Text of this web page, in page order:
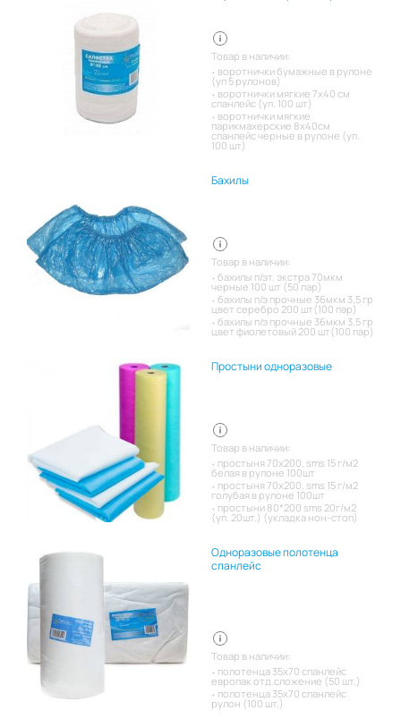
Товар в наличии:
воротнички бумажные в рулоне
(уп 5 рулонов)
воротнички мягкие 7х40 см
спанлейс (уп. 100 шт)
воротнички мягкие
парикмахерские 8х40см
спанлейс черные в рулоне (уп.
100 шт)
Бахилы
Товар в наличии:
бахилы п/эт. экстра 70мкм
черные 100 шт (50 пар)
бахилы п/э прочные 36мкм 3,5 гр
цвет серебро 200 шт(100 пар)
бахилы п/э прочные 36мкм 3,5 гр
цвет фиолетовый 200 шт(100 пар)
Простыни одноразовые
Товар в наличии:
простыня 70х200, sms 15 г/м2
белая в рулоне 100шт
простыня 70х200, sms 15 г/м2
голубая в рулоне 100шт
простыни 80*200 sms 20г/м2
(уп. 20шт.) (укладка нон-стоп)
Одноразовые полотенца
спанлейс
Товар в наличии:
полотенца 35х70 спанлейс
европак отд.сложение (50 шт.)
полотенца 35х70 спанлейс
рулон (100 шт.)